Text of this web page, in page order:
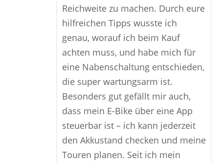
Reichweite zu machen. Durch eure
hilfreichen Tipps wusste ich
genau, worauf ich beim Kauf
achten muss, und habe mich für
eine Nabenschaltung entschieden,
die super wartungsarm ist.
Besonders gut gefällt mir auch,
dass mein E-Bike über eine App
steuerbar ist – ich kann jederzeit
den Akkustand checken und meine
Touren planen. Seit ich mein